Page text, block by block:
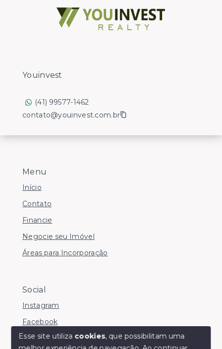
Menu
Início
Contato
Financie
Negocie seu Imóvel
Áreas para Incorporação
Social
Instagram
Facebook
Youinvest
(41) 99577-1462
contato@youinvest.com.br
Esse site utiliza cookies, que possibilitam uma